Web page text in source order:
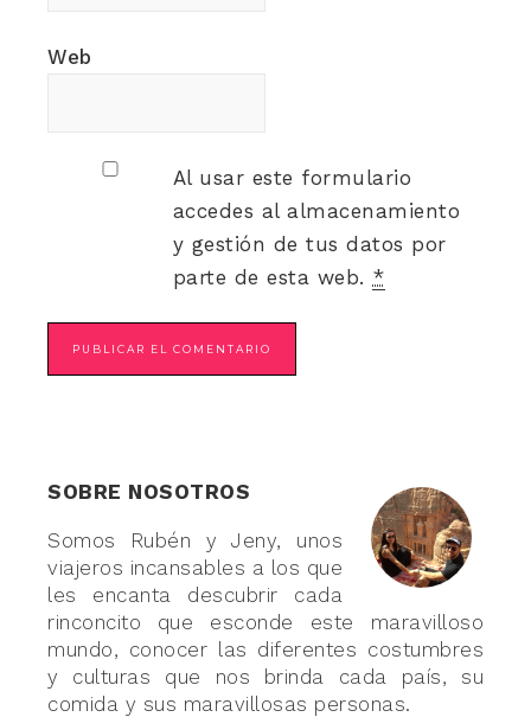
Web
Al usar este formulario
accedes al almacenamiento
y gestión de tus datos por
parte de esta web. *
SOBRE NOSOTROS
Somos Rubén y Jeny, unos
viajeros incansables a los que
les encanta descubrir cada
rinconcito que esconde este maravilloso
mundo, conocer las diferentes costumbres
y culturas que nos brinda cada país, su
comida y sus maravillosas personas.